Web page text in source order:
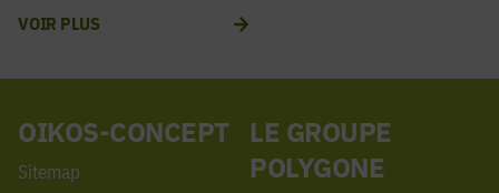
VOIR PLUS
OIKOS-CONCEPT
Sitemap
LE GROUPE
POLYGONE